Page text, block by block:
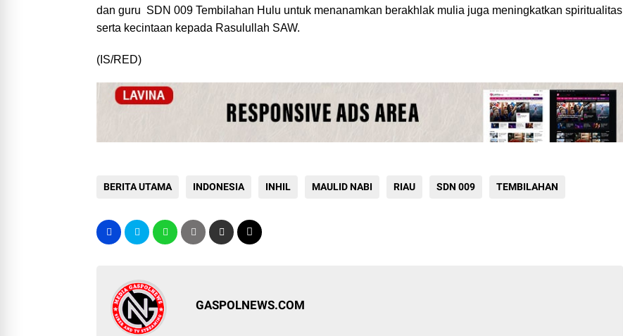
dan guru SDN 009 Tembilahan Hulu untuk menanamkan berakhlak mulia juga meningkatkan spiritualitas
serta kecintaan kepada Rasulullah SAW.
(IS/RED)
BERITA UTAMA INDONESIA INHIL MAULID NABI RIAU SDN 009 TEMBILAHAN
GASPOLNEWS.COM